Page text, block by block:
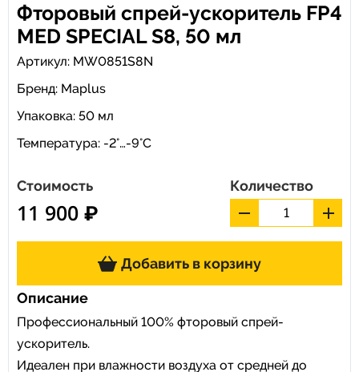
Фторовый спрей-ускоритель FP4
MED SPECIAL S8, 50 мл
Артикул: MW0851S8N
Бренд: Maplus
Упаковка: 50 мл
Температура: -2°…-9°C
Стоимость
11 900 ₽
Количество
Добавить в корзину
Описание
Профессиональный 100% фторовый спрей-
ускоритель.
Идеален при влажности воздуха от средней до